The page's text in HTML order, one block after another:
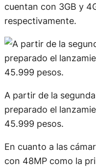
cuentan con 3GB y
respectivamente.
A partir de la
preparado el
45.999 pesos.
En cuanto a las
con 48MP como la